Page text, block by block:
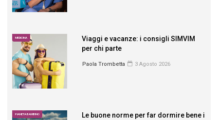
MEDICINA
Viaggi e vacanze: i consigli SIMVIM
per chi parte
Paola Trombetta 3 Agosto 2026
PIANETA BAMBINO
Le buone norme per far dormire bene i